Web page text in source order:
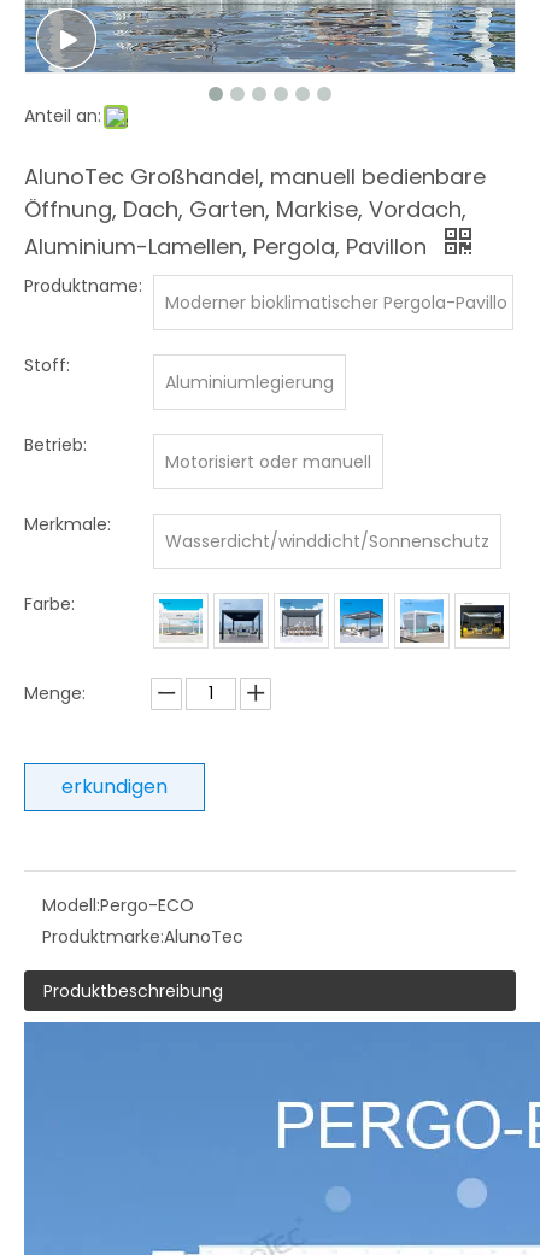
Anteil an:
AlunoTec Großhandel, manuell bedienbare
Öffnung, Dach, Garten, Markise, Vordach,
Aluminium-Lamellen, Pergola, Pavillon
Produktname:
Moderner bioklimatischer Pergola-Pavillo
Stoff:
Aluminiumlegierung
Betrieb:
Motorisiert oder manuell
Merkmale:
Wasserdicht/winddicht/Sonnenschutz
Farbe:
Menge:
erkundigen
Modell:Pergo-ECO
Produktmarke:AlunoTec
Produktbeschreibung